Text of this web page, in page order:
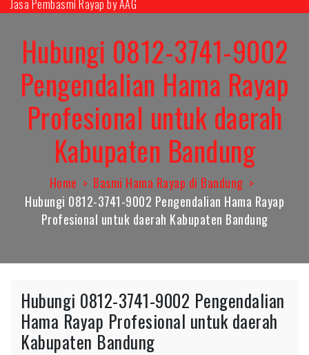
Skip
content
Jasa Pembasmi Rayap by AAG
Hubungi 0812-3741-9002
Pengendalian Hama Rayap
Profesional untuk daerah
Kabupaten Bandung
Home
Basmi Hama Rayap di Bandung
Hubungi 0812-3741-9002 Pengendalian Hama Rayap
Profesional untuk daerah Kabupaten Bandung
Hubungi 0812-3741-9002 Pengendalian
Hama Rayap Profesional untuk daerah
Kabupaten Bandung